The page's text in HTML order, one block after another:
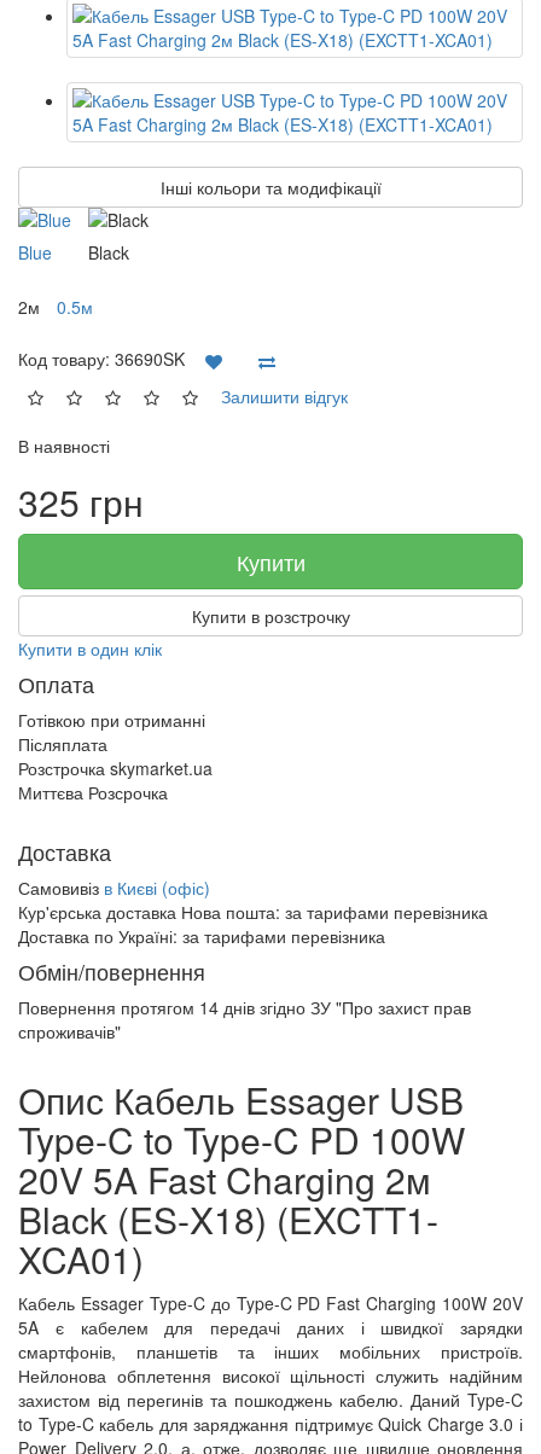
Інші кольори та модифікації
Blue Black
2м 0.5м
Код товару: 36690SK
Залишити відгук
В наявності
325 грн
Купити
Купити в розстрочку
Купити в один клік
Оплата
Готівкою при отриманні
Післяплата
Розстрочка skymarket.ua
Миттєва Розсрочка
Доставка
Самовивіз в Києві (офіс)
Кур'єрська доставка Нова пошта: за тарифами перевізника
Доставка по Україні: за тарифами перевізника
Обмін/повернення
Повернення протягом 14 днів згідно ЗУ "Про захист прав
спроживачів"
Опис Кабель Essager USB
Type-C to Type-C PD 100W
20V 5A Fast Charging 2м
Black (ES-X18) (EXCTT1-
XCA01)
Кабель Essager Type-C до Type-C PD Fast Charging 100W 20V
5A є кабелем для передачі даних і швидкої зарядки
смартфонів, планшетів та інших мобільних пристроїв.
Нейлонова обплетення високої щільності служить надійним
захистом від перегинів та пошкоджень кабелю. Даний Type-C
to Type-C кабель для заряджання підтримує Quick Charge 3.0 і
Power Delivery 2.0, а, отже, дозволяє ще швидше оновлення